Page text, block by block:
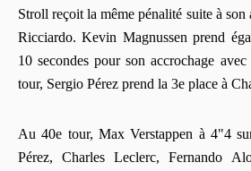
Stroll reçoit la même pénalité suite à son
Ricciardo. Kevin Magnussen prend
10 secondes pour son accrochage
tour, Sergio Pérez prend la 3e place à
Au 40e tour, Max Verstappen à 4"4
Pérez, Charles Leclerc, Fernando